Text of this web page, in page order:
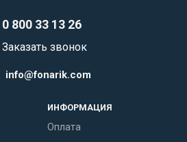
0 800 33 13 26
Заказать звонок
info@fonarik.com
ИНФОРМАЦИЯ
Оплата